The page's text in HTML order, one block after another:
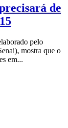
de
pelo
mostra que o
em...